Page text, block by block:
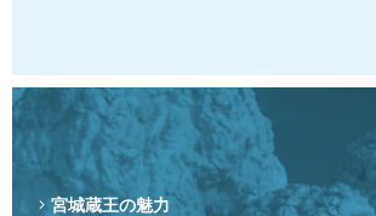
宮城蔵王の魅力